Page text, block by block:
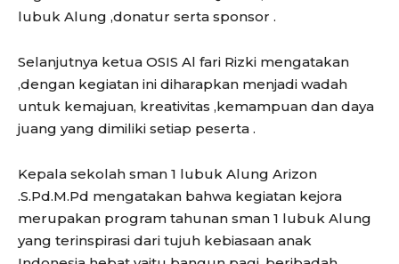
lubuk Alung ,donatur serta sponsor .
Selanjutnya ketua OSIS Al fari Rizki mengatakan
,dengan kegiatan ini diharapkan menjadi wadah
untuk kemajuan, kreativitas ,kemampuan dan daya
juang yang dimiliki setiap peserta .
Kepala sekolah sman 1 lubuk Alung Arizon
.S.Pd.M.Pd mengatakan bahwa kegiatan kejora
merupakan program tahunan sman 1 lubuk Alung
yang terinspirasi dari tujuh kebiasaan anak